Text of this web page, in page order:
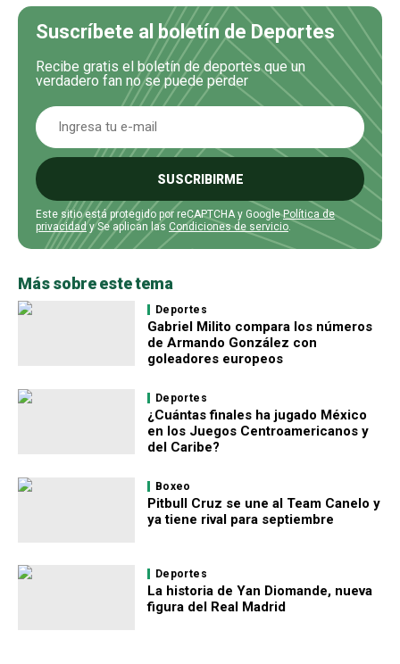
Suscríbete al boletín de Deportes
Recibe gratis el boletín de deportes que un
verdadero fan no se puede perder
SUSCRIBIRME
Este sitio está protegido por reCAPTCHA y GooglePolítica de
privacidady Se aplican las Condiciones de servicio
Más sobre este tema
Deportes
Gabriel Milito compara los números
de Armando González con
goleadores europeos
Deportes
¿Cuántas finales ha jugado México
en los Juegos Centroamericanos y
del Caribe?
Boxeo
Pitbull Cruz se une al Team Canelo y
ya tiene rival para septiembre
Deportes
La historia de Yan Diomande, nueva
figura del Real Madrid